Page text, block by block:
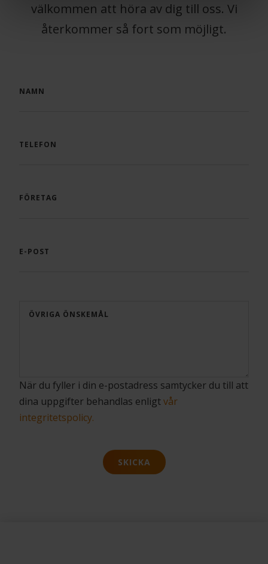
välkommen att höra av dig till oss. Vi
återkommer så fort som möjligt.
NAMN
TELEFON
FÖRETAG
E-POST
ÖVRIGA ÖNSKEMÅL
När du fyller i din e-postadress samtycker du till att
dina uppgifter behandlas enligtvår
integritetspolicy.
SKICKA